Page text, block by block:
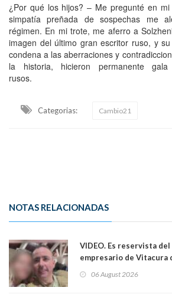
¿Por qué los hijos? – Me pregunté en
simpatía preñada de sospechas me
régimen. En mi trote, me aferro a
imagen del último gran escritor ruso, y
condena a las aberraciones y
la historia, hicieron permanente gala
rusos.
Categorias: Cambio21
NOTAS RELACIONADAS
VIDEO. Es reservista
empresario de Vitacura
al "ring raja". Se trata
06 August 2026